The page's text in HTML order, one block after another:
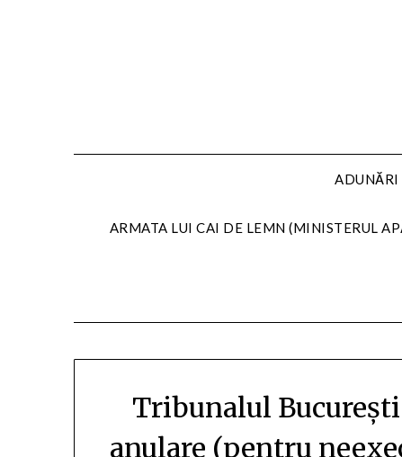
ADUNĂRI
ARMATA LUI CAI DE LEMN (MINISTERUL
Tribunalul
anulare (pentru